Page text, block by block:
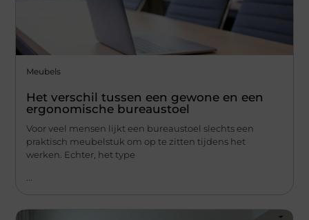
Meubels
Het verschil tussen een gewone en een
ergonomische bureaustoel
Voor veel mensen lijkt een bureaustoel slechts een
praktisch meubelstuk om op te zitten tijdens het
werken. Echter, het type
...